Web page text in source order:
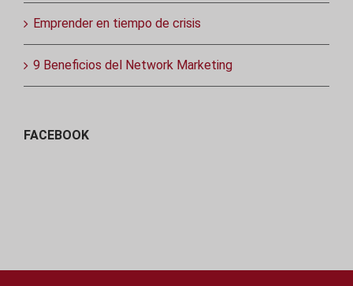
Emprender en tiempo de crisis
9 Beneficios del Network Marketing
FACEBOOK